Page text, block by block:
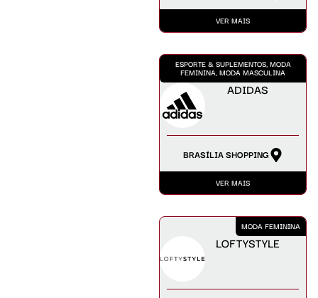
VER MAIS
ESPORTE & SUPLEMENTOS, MODA
FEMININA, MODA MASCULINA
ADIDAS
BRASÍLIA SHOPPING
VER MAIS
MODA FEMININA
LOFTYSTYLE